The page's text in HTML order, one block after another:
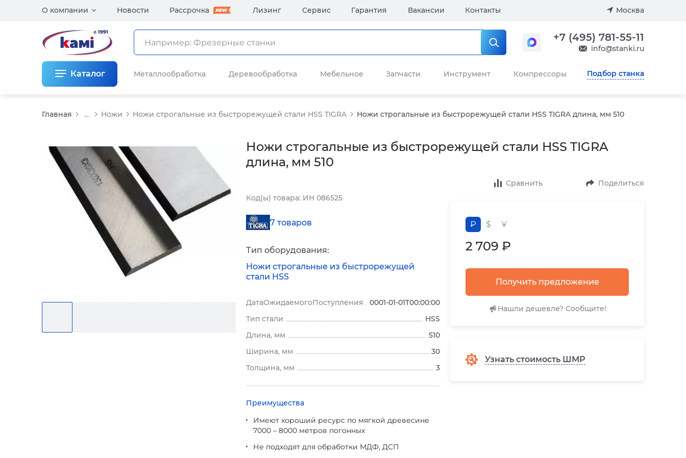
О компании Новости Рассрочка Лизинг Сервис Гарантия Вакансии Контакты Москва
+7 (495) 781-55-11
info@stanki.ru
Каталог Металлообработка Деревообработка Мебельное Запчасти Инструмент Компрессоры Подбор станка
Главная ... Ножи Ножи строгальные из быстрорежущей стали HSS TIGRA Ножи строгальные из быстрорежущей стали HSS TIGRA длина, мм 510
Ножи строгальные из быстрорежущей стали HSS TIGRA
длина, мм 510
Код(ы) товара: ИН 086525
Сравнить Поделиться
₽ $ ¥
2 709 ₽
Получить предложение
Нашли дешевле? Сообщите!
Узнать стоимость ШМР
7 товаров
Тип оборудования:
Ножи строгальные из быстрорежущей
стали HSS
ДатаОжидаемогоПоступления
0001-01-01T00:00:00
Тип стали
HSS
Длина, мм
510
Ширина, мм
30
Толщина, мм
3
Преимущества
Имеют хороший ресурс по мягкой древесине
7000 – 8000 метров погонных
Не подходят для обработки МДФ, ДСП